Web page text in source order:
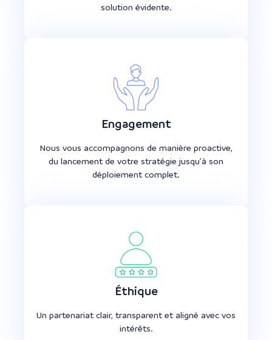
solution évidente.
Engagement
Nous vous accompagnons de manière proactive,
du lancement de votre stratégie jusqu’à son
déploiement complet.
Éthique
Un partenariat clair, transparent et aligné avec vos
intérêts.